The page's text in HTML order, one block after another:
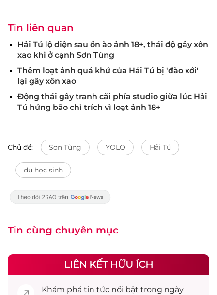
Tin liên quan
Hải Tú lộ diện sau ồn ào ảnh 18+, thái độ gây xôn
xao khi ở cạnh Sơn Tùng
Thêm loạt ảnh quá khứ của Hải Tú bị 'đào xới'
lại gây xôn xao
Động thái gây tranh cãi phía studio giữa lúc Hải
Tú hứng bão chỉ trích vì loạt ảnh 18+
Chủ đề: Sơn Tùng YOLO Hải Tú
du học sinh
Tin cùng chuyên mục
LIÊN KẾT HỮU ÍCH
Khám phá tin tức nổi bật trong ngày